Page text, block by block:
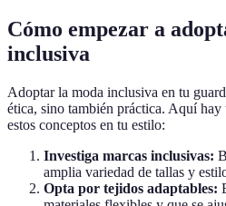
Cómo empezar a
inclusiva
Adoptar la moda inclusiva en tu
ética, sino también práctica. Aquí hay
estos conceptos en tu estilo:
Investiga marcas inclusivas:
amplia variedad de tallas y
Opta por tejidos adaptables: